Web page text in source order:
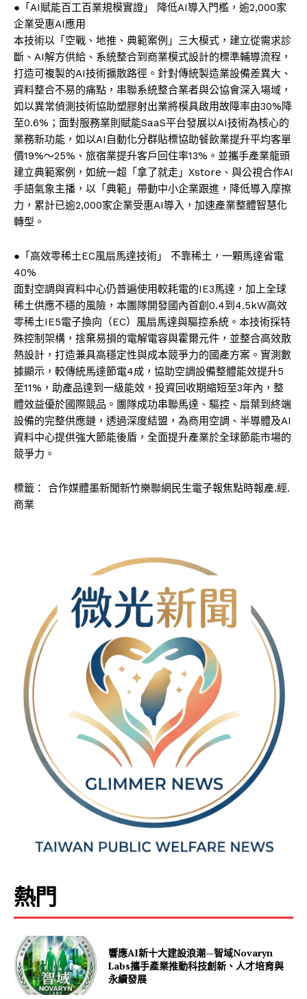
●「AI賦能百工百業規模實證」 降低AI導入門檻，逾2,000家
企業受惠AI應用
本技術以「空戰、地推、典範案例」三大模式，建立從需求診
斷、AI解方供給、系統整合到商業模式設計的標準輔導流程，
打造可複製的AI技術擴散路徑。針對傳統製造業設備差異大、
資料整合不易的痛點，串聯系統整合業者與公協會深入場域，
如以異常偵測技術協助塑膠射出業將模具啟用故障率由30%降
至0.6%；面對服務業則賦能SaaS平台發展以AI技術為核心的
業務新功能，如以AI自動化分群貼標協助餐飲業提升平均客單
價19%～25%、旅宿業提升客戶回住率13%。並攜手產業龍頭
建立典範案例，如統一超「拿了就走」Xstore、與公視合作AI
手語氣象主播，以「典範」帶動中小企業跟進，降低導入摩擦
力，累計已逾2,000家企業受惠AI導入，加速產業整體智慧化
轉型。
●「高效零稀土EC風扇馬達技術」 不靠稀土，一顆馬達省電
40%
面對空調與資料中心仍普遍使用較耗電的IE3馬達，加上全球
稀土供應不穩的風險，本團隊開發國內首創0.4到4.5kW高效
零稀土IE5電子換向（EC）風扇馬達與驅控系統。本技術採特
殊控制架構，捨棄易損的電解電容與霍爾元件，並整合高效散
熱設計，打造兼具高穩定性與成本競爭力的國產方案。實測數
據顯示，較傳統馬達節電4成，協助空調設備整體能效提升5
至11%，助產品達到一級能效，投資回收期縮短至3年內，整
體效益優於國際競品。團隊成功串聯馬達、驅控、扇葉到終端
設備的完整供應鏈，透過深度結盟，為商用空調、半導體及AI
資料中心提供強大節能後盾，全面提升產業於全球節能市場的
競爭力。
標籤：
合作媒體墨新聞新竹樂聯網民生電子報焦點時報產.經.
商業
熱門
響應AI新十大建設浪潮—智域Novaryn
Labs攜手產業推動科技創新、人才培育與
永續發展